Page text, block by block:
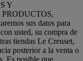
Y
sus datos para
usted, su compra de
tiendas Le Creuset,
posterior a la venta o